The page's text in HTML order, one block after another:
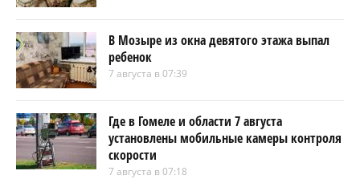
В Мозыре из окна девятого этажа выпал
ребенок
7 августа в 07:39
Где в Гомеле и области 7 августа
установлены мобильные камеры контроля
скорости
7 августа в 07:18